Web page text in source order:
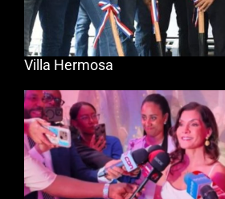
Villa Hermosa